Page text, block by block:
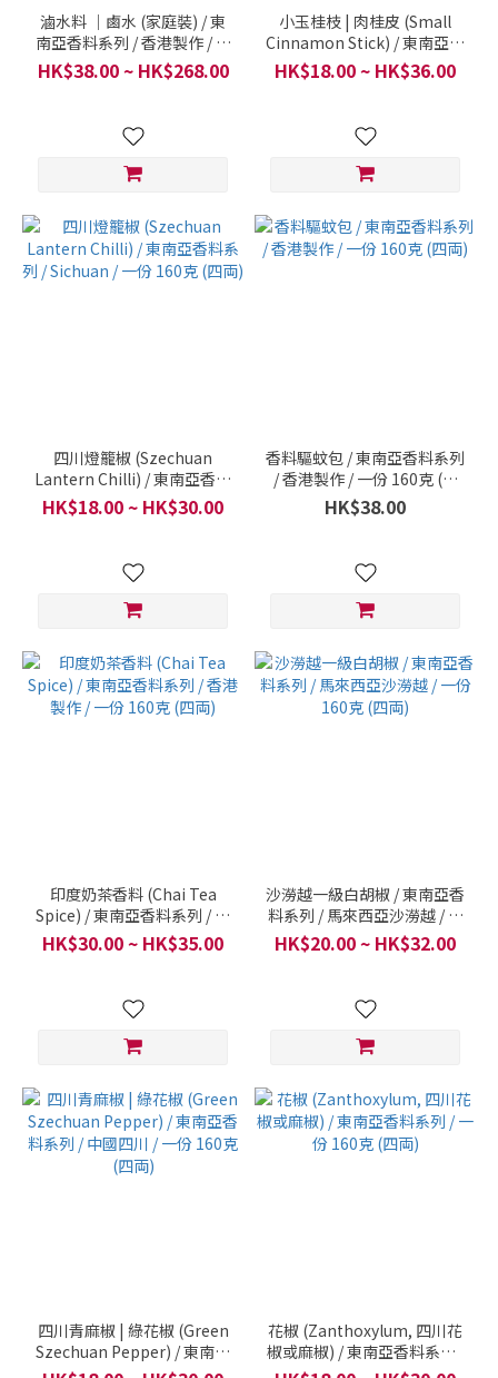
滷水料 ｜鹵水 (家庭裝) / 東
南亞香料系列 / 香港製作 / 一
份 160克 (四両)
HK$38.00 ~ HK$268.00
小玉桂枝 | 肉桂皮 (Small
Cinnamon Stick) / 東南亞香
料系列 / 越南 / 一份 160克
(四両)
HK$18.00 ~ HK$36.00
四川燈籠椒 (Szechuan
Lantern Chilli) / 東南亞香料
系列 / Sichuan / 一份 160克
(四両)
HK$18.00 ~ HK$30.00
香料驅蚊包 / 東南亞香料系列
/ 香港製作 / 一份 160克 (四
両)
HK$38.00
印度奶茶香料 (Chai Tea
Spice) / 東南亞香料系列 / 香
港製作 / 一份 160克 (四両)
HK$30.00 ~ HK$35.00
沙澇越一級白胡椒 / 東南亞香
料系列 / 馬來西亞沙澇越 / 一
份 160克 (四両)
HK$20.00 ~ HK$32.00
四川青麻椒 | 綠花椒 (Green
Szechuan Pepper) / 東南亞
香料系列 / 中國四川 / 一份
花椒 (Zanthoxylum, 四川花
椒或麻椒) / 東南亞香料系列 /
一份 160克 (四両)